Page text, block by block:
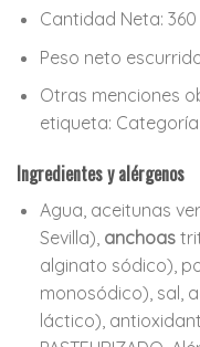
Cantidad Neta:
Peso neto
Otras menciones
etiqueta:
Ingredientes y alérgenos
Agua, aceitunas
Sevilla), anchoas
alginato sódico),
monosódico), sal,
láctico),